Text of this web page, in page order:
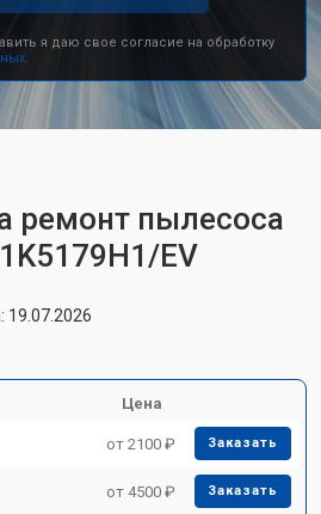
я даю свое согласие на обработку
ремонт пылесоса
EV
19.07.2026
Цена
от 2100 ₽ Заказать
от 4500 ₽ Заказать